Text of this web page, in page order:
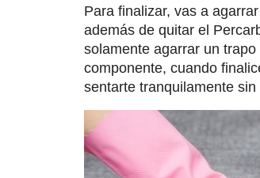
Para finalizar, vas a
además de quitar el
solamente agarrar un
componente, cuando
sentarte tranquilamente